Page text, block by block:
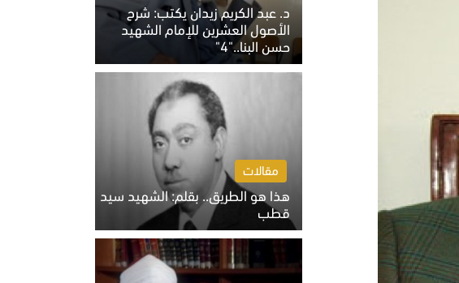
د. عبد الكريم زيدان يكتب: شرح
الأصول العشرين للإمام الشهيد
حسن البنا.."4"
الخميس 6 أغسطس 2026 10:27 ص
مقالات
هذا هو الطريق.. بقلم: الشهيد سيد
قطب
الخميس 6 أغسطس 2026 10:52 ص